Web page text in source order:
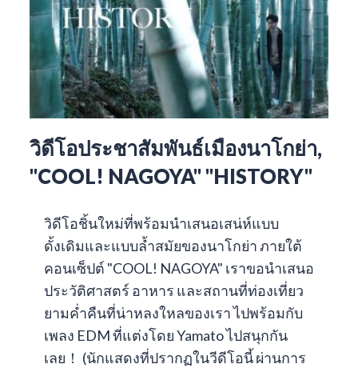
วิดีโอประชาสัมพันธ์เมืองนาโกย่า,
"COOL! NAGOYA" "HISTORY"
วิดีโอชิ้นใหม่ที่พร้อมนำเสนอเสน่ห์แบบ
ดั้งเดิมและแบบล้ำสมัยของนาโกย่า ภายใต้
คอนเซ็ปต์ "COOL! NAGOYA" เราขอนำเสนอ
ประวัติศาสตร์ อาหาร และสถานที่ท่องเที่ยว
ยามค่ำคืนที่น่าหลงใหลของเรา ไปพร้อมกับ
เพลง EDM ที่แต่งโดย Yamato ไปสนุกกัน
เลย！ (นักแสดงที่ปรากฏในวีดีโอนี้ ผ่านการ